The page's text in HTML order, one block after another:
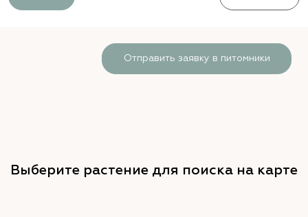
Отправить заявку в питомники
Выберите растение для поиска на карте